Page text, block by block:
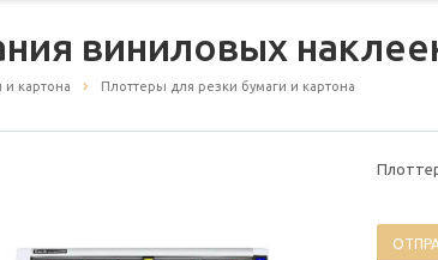
виниловых
и картона Плоттеры для резки бумаги и картона